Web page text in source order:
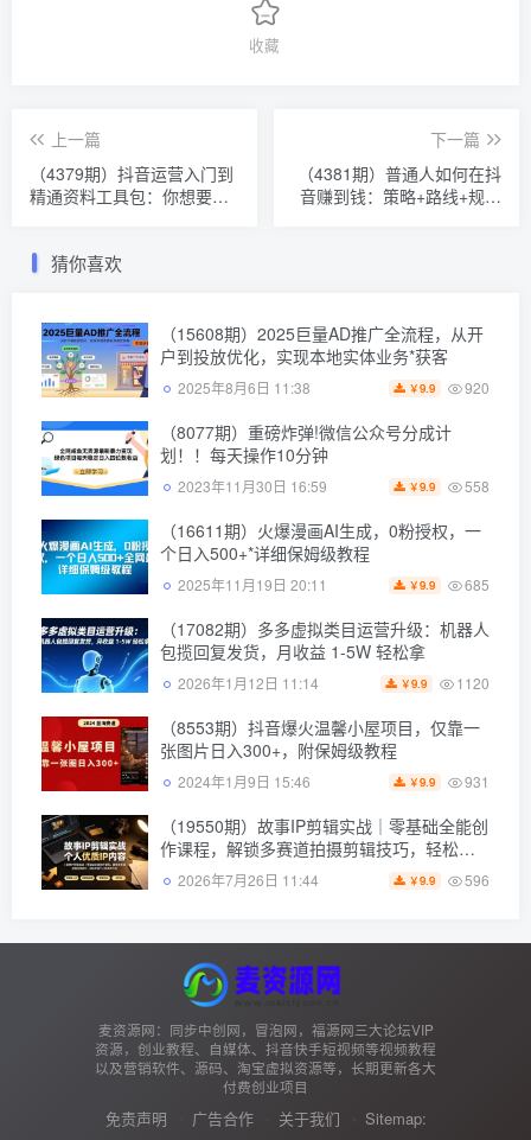
收藏
上一篇
（4379期）抖音运营入门到
精通资料工具包：你想要的
下一篇
（4381期）普通人如何在抖
音赚到钱：策略+路线+规则
猜你喜欢
（15608期）2025巨量AD推广全流程，从开
户到投放优化，实现本地实体业务*获客
2025年8月6日 11:38 ￥9.9 920
（8077期）重磅炸弹!微信公众号分成计
划！！每天操作10分钟
2023年11月30日 16:59 ￥9.9 558
（16611期）火爆漫画AI生成，0粉授权，一
个日入500+*详细保姆级教程
2025年11月19日 20:11 ￥9.9 685
（17082期）多多虚拟类目运营升级：机器人
包揽回复发货，月收益 1-5W 轻松拿
2026年1月12日 11:14 ￥9.9 1120
（8553期）抖音爆火温馨小屋项目，仅靠一
张图片日入300+，附保姆级教程
2024年1月9日 15:46 ￥9.9 931
（19550期）故事IP剪辑实战｜零基础全能创
作课程，解锁多赛道拍摄剪辑技巧，轻松打
造个人*IP内容
2026年7月26日 11:44 ￥9.9 596
麦资源网：同步中创网，冒泡网，福源网三大论坛VIP
资源，创业教程、自媒体、抖音快手短视频等视频教程
以及营销软件、源码、淘宝虚拟资源等，长期更新各大
付费创业项目
免责声明 广告合作 关于我们 Sitemap: